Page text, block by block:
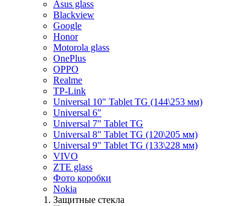
Asus glass
Blackview
Google
Honor
Motorola glass
OnePlus
OPPO
Realme
TP-Link
Universal 10" Tablet TG (144\253 мм)
Universal 6"
Universal 7" Tablet TG
Universal 8" Tablet TG (120\205 мм)
Universal 9" Tablet TG (133\228 мм)
VIVO
ZTE glass
Фото коробки
Nokia
Защитные стекла